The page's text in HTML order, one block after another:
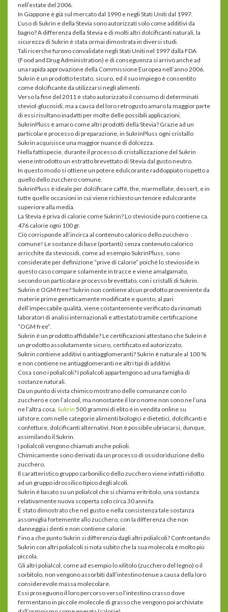
nell’estate del 2006.
In Giappone è già sul mercato dal 1990 e negli Stati Uniti dal 1997.
L’uso di Sukrin e della Stevia sono autorizzati solo come additivi da
bagno? A differenza della Stevia e di molti altri dolcificanti naturali, la
sicurezza di Sukrin è stata ormai dimostrata in diversi studi.
Tali ricerche furono convalidate negli Stati Uniti nel 1997 dalla FDA
(Food and Drug Administration) e di conseguenza si arrivò anche ad
una rapida approvazione della Commissione Europea nell’anno 2006.
Sukrin è un prodotto testato, sicuro, ed il suo impiego è consentito
come dolcificante da utilizzarsi negli alimenti.
Verso la fine del 2011 è stato autorizzato il consumo di determinati
steviol-glucosidi, ma a causa del loro retrogusto amaro la maggior parte
di essi risultano inadatti per molte delle possibili applicazioni.
SukrinPluss è amaro come altri prodotti della Stevia? Grazie ad un
particolare processo di preparazione, in SukrinPluss ogni cristallo
Sukrin acquisisce una maggior nuance di dolcezza.
Nella fattispecie, durante il processo di cristallizzazione del Sukrin
viene introdotto un estratto brevettato di Stevia dal gusto neutro.
In questo modo si ottiene un potere edulcorante raddoppiato rispetto a
quello dello zucchero comune.
SukrinPluss è ideale per dolcificare caffè, the, marmellate, dessert, e in
tutte quelle occasioni in cui viene richiesto un tenore edulcorante
superiore alla media.
La Stevia è priva di calorie come Sukrin? Lo stevioside puro contiene ca.
476 calorie ogni 100 gr.
Ciò corrisponde all’incirca al contenuto calorico dello zucchero
comune! Le sostanze di base (portanti) senza contenuto calorico
arricchite da steviosidi, come ad esempio SukrinPluss, sono
considerate per definizione “prive di calorie” poiché lo stevioside in
questo caso compare solamente in tracce e viene amalgamato,
secondo un particolare processo brevettato, con i cristalli di Sukrin.
Sukrin è OGM free? Sukrin non contiene alcun prodotto proveniente da
materie prime geneticamente modificate e questo, al pari
dell’impeccabile qualità, viene costantemente verificato da rinomati
laboratori di analisi internazionali e attestato tramite certificazione
“OGM free”.
Sukrin è un prodotto affidabile? Le certificazioni attestano che Sukrin è
un prodotto assolutamente sicuro, certificato ed autorizzato.
Sukrin contiene additivi o antiagglomeranti? Sukrin è naturale al 100 %
e non contiene ne antiagglomeranti ne altri tipi di additivi.
Cosa sono i polialcoli? I polialcoli appartengono ad una famiglia di
sostanze naturali.
Da un punto di vista chimico mostrano delle comunanze con lo
zucchero e con l’alcool, ma nonostante il loro nome non sono ne l’una
ne l’altra cosa. Sukrin 500 grammi di elito è in vendita online su
iafstore.com nelle categorie alimenti biologici e dietetici, dolcificanti e
confetture, dolcificanti alternativi. Non è possibile ubriacarsi, dunque,
assimilando il Sukrin.
I polialcoli vengono chiamati anche polioli.
Chimicamente sono derivati da un processo di ossidoriduzione dello
zucchero.
Il caratteristico gruppo carbonilico dello zucchero viene infatti ridotto
ad un gruppo idrossilico tipico degli alcoli.
Sukrin è basato su un polialcol che si chiama eritritolo, una sostanza
relativamente nuova scoperta solo circa 30 anni fa.
È stato dimostrato che nel gusto e nella consistenza tale sostanza
assomiglia fortemente allo zucchero, con la differenza che non
danneggia i denti e non contiene calorie.
Fino a che punto Sukrin si differenzia dagli altri polialcoli? Confrontando
Sukrin con altri polialcoli si nota subito che la sua molecola è molto più
piccola.
Gli altri polialcol, come ad esempio lo xilitolo (zucchero del legno) o il
sorbitolo, non vengono assorbiti dall’intestino tenue a causa della loro
considerevole massa molecolare.
Essi proseguono il loro percorso verso l’intestino crasso dove
fermentano in piccole molecole di grasso che vengono poi archiviate